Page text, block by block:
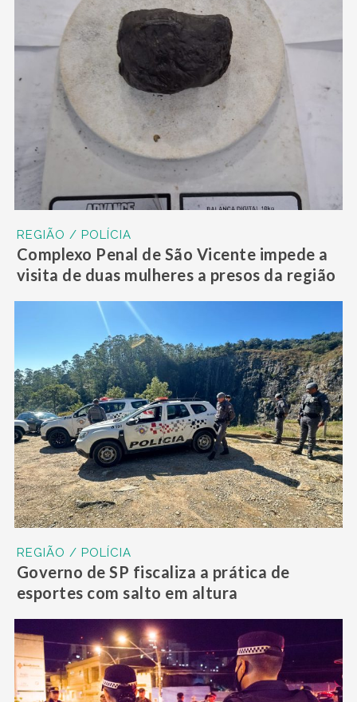
REGIÃO / POLÍCIA
Complexo Penal de São Vicente impede a
visita de duas mulheres a presos da região
REGIÃO / POLÍCIA
Governo de SP fiscaliza a prática de
esportes com salto em altura